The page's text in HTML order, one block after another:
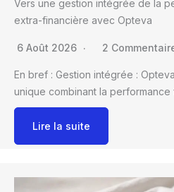
Vers une gestion intégrée de la
extra-financière avec Opteva
6 Août 2026 2
En bref : Gestion intégrée :
unique combinant la
Lire la suite